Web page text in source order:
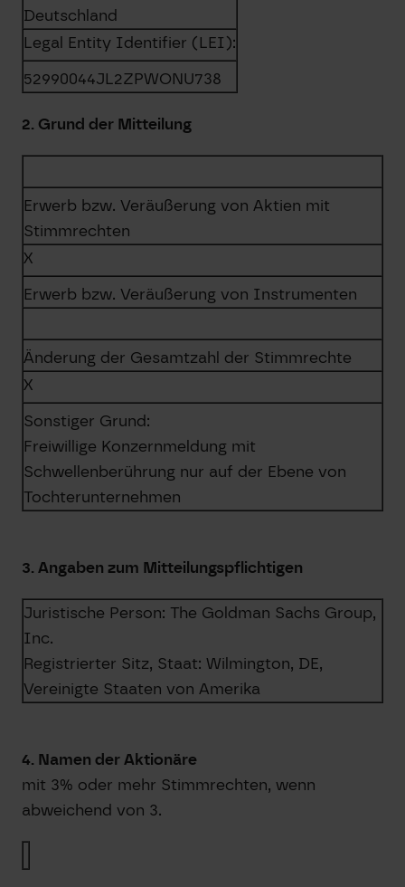
Deutschland
Legal Entity Identifier (LEI):
52990044JL2ZPWONU738
2. Grund der Mitteilung
Erwerb bzw. Veräußerung von Aktien mit
Stimmrechten
X
Erwerb bzw. Veräußerung von Instrumenten
Änderung der Gesamtzahl der Stimmrechte
X
Sonstiger Grund:
Freiwillige Konzernmeldung mit
Schwellenberührung nur auf der Ebene von
Tochterunternehmen
3. Angaben zum Mitteilungspflichtigen
Juristische Person: The Goldman Sachs Group,
Inc.
Registrierter Sitz, Staat: Wilmington, DE,
Vereinigte Staaten von Amerika
4. Namen der Aktionäre
mit 3% oder mehr Stimmrechten, wenn
abweichend von 3.